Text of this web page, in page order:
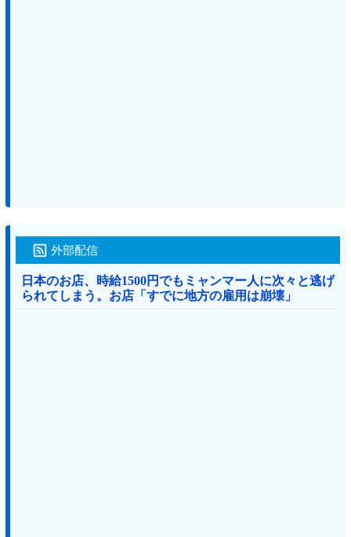
外部配信
日本のお店、時給1500円でもミャンマー人に次々と逃げ
られてしまう。お店「すでに地方の雇用は崩壊」